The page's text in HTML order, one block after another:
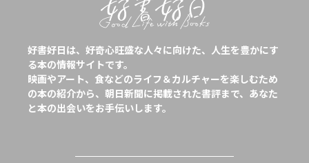
好書好日は、好奇心旺盛な人々に向けた、人生を豊かにす
る本の情報サイトです。
映画やアート、食などのライフ＆カルチャーを楽しむため
の本の紹介から、朝日新聞に掲載された書評まで、あなた
と本の出会いをお手伝いします。